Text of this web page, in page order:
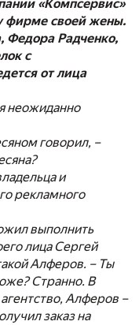
«Компсервис»
фирме своей жены.
Федора Радченко,
с
от лица
неожиданно
говорил, –
и
рекламного
выполнить
лица Сергей
Алферов. – Ты
Странно. В
Алферов –
заказ на